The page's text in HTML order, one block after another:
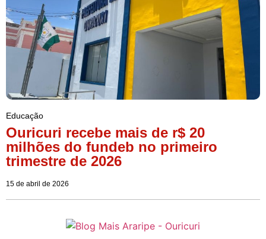
Educação
Ouricuri recebe mais de r$ 20
milhões do fundeb no primeiro
trimestre de 2026
15 de abril de 2026